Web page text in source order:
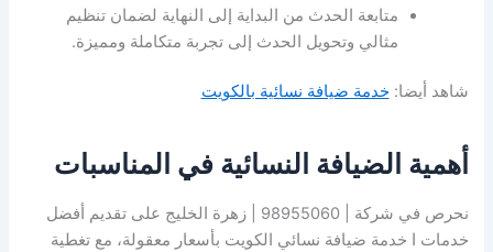
متابعة الحدث من البداية إلى النهاية لضمان تنظيم
مثالي وتحويل الحدث إلى تجربة متكاملة ومميزة.
شاهد أيضا:خدمة ضيافة نسائية بالكويت
أهمية الضيافة النسائية في المناسبات
نحرص في شركة | 98955060 | زهرة الخليج على تقديم أفضل
خدمات ا خدمة ضيافة نسائي الكويت بأسعار معقولة، مع تغطية